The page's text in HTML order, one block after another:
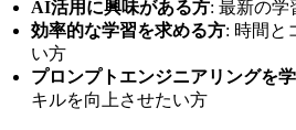
AI活用に興味がある方: 最新の学
効率的な学習を求める方: 時間と
い方
プロンプトエンジニアリングを
キルを向上させたい方